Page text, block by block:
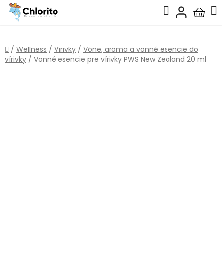
Prejsť
obsah
Hľadať
košík
Domov
/ Wellness / Vírivky / Vône, aróma a vonné esencie do
vírivky / Vonné esencie pre vírivky PWS New Zealand 20 ml